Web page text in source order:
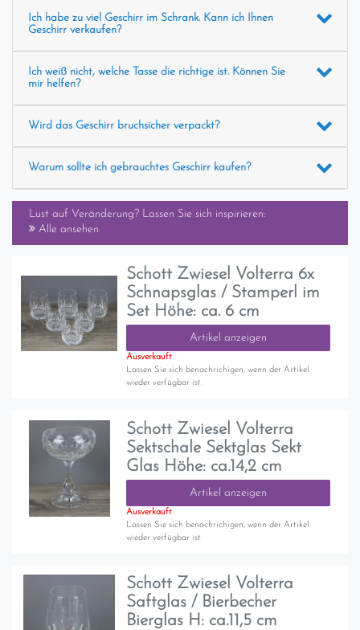
Ich habe zu viel Geschirr im Schrank. Kann ich Ihnen
Geschirr verkaufen?
Ich weiß nicht, welche Tasse die richtige ist. Können Sie
mir helfen?
Wird das Geschirr bruchsicher verpackt?
Warum sollte ich gebrauchtes Geschirr kaufen?
Lust auf Veränderung? Lassen Sie sich inspirieren:
Alle ansehen
Schott Zwiesel Volterra 6x
Schnapsglas / Stamperl im
Set Höhe: ca. 6 cm
Artikel anzeigen
Ausverkauft
Lassen Sie sich benachrichigen, wenn der Artikel
wieder verfügbar ist.
Schott Zwiesel Volterra
Sektschale Sektglas Sekt
Glas Höhe: ca.14,2 cm
Artikel anzeigen
Ausverkauft
Lassen Sie sich benachrichigen, wenn der Artikel
wieder verfügbar ist.
Schott Zwiesel Volterra
Saftglas / Bierbecher
Bierglas H: ca.11,5 cm